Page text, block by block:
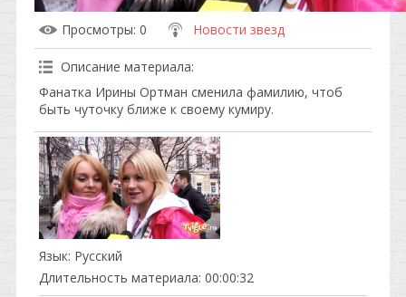
Просмотры: 0 Новости звезд
Описание материала:
Фанатка Ирины Ортман сменила фамилию, чтоб
быть чуточку ближе к своему кумиру.
Язык: Русский
Длительность материала: 00:00:32